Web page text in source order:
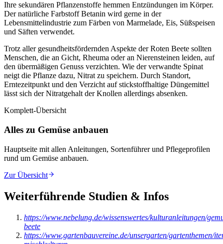
Ihre sekundären Pflanzenstoffe hemmen Entzündungen im Körper.
Der natürliche Farbstoff Betanin wird gerne in der
Lebensmittelindustrie zum Färben von Marmelade, Eis, Süßspeisen
und Säften verwendet.
Trotz aller gesundheitsfördernden Aspekte der Roten Beete sollten
Menschen, die an Gicht, Rheuma oder an Nierensteinen leiden, auf
den übermäßigen Genuss verzichten. Wie der verwandte Spinat
neigt die Pflanze dazu, Nitrat zu speichern. Durch Standort,
Erntezeitpunkt und den Verzicht auf stickstoffhaltige Düngemittel
lässt sich der Nitratgehalt der Knollen allerdings absenken.
Komplett-Übersicht
Alles zu Gemüse anbauen
Hauptseite mit allen Anleitungen, Sortenführer und Pflegeprofilen
rund um Gemüse anbauen.
Zur Übersicht
Weiterführende Studien & Infos
https://www.nebelung.de/wissenswertes/kulturanleitungen/
beete
https://www.gartenbauvereine.de/unsergarten/gartenthemen/